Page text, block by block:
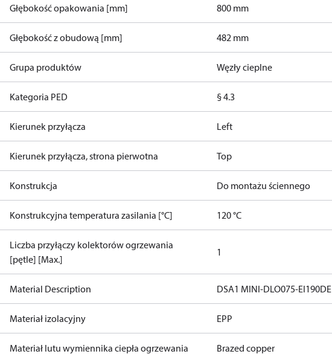
Głębokość opakowania [mm] 800 mm
Głębokość z obudową [mm] 482 mm
Grupa produktów Węzły cieplne
Kategoria PED § 4.3
Kierunek przyłącza Left
Kierunek przyłącza, strona pierwotna Top
Konstrukcja Do montażu ściennego
Konstrukcyjna temperatura zasilania [°C] 120 °C
Liczba przyłączy kolektorów ogrzewania
[pętle] [Max.]
1
Material Description DSA1 MINI-DLO075-EI190DE
Materiał izolacyjny EPP
Materiał lutu wymiennika ciepła ogrzewania Brazed copper